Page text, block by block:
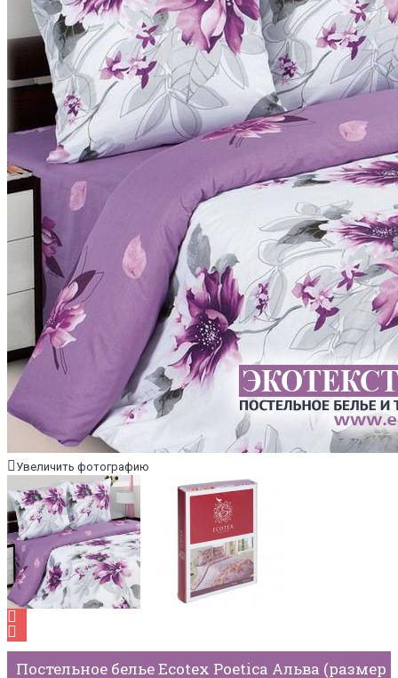
Увеличить фотографию
Постельное белье Ecotex Poetica Альва (размер